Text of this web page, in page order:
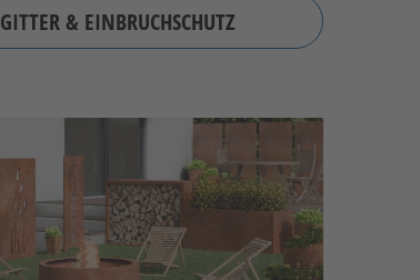
GITTER & EINBRUCHSCHUTZ